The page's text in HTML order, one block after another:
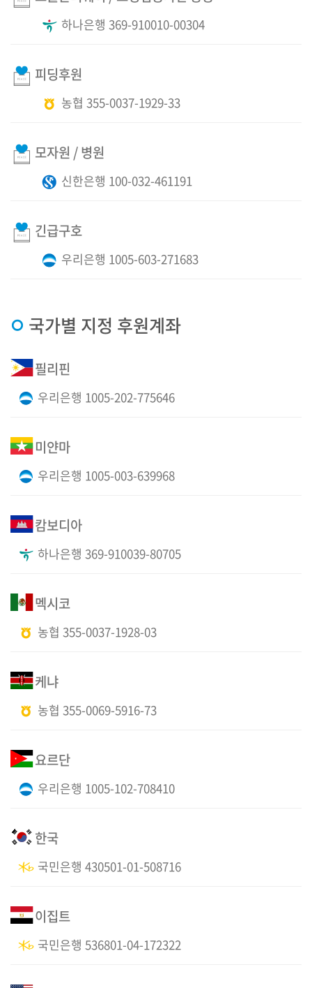
하나은행 369-910010-00304
피딩후원
농협 355-0037-1929-33
모자원 / 병원
신한은행 100-032-461191
긴급구호
우리은행 1005-603-271683
· 국가별 지정 후원계좌
필리핀
우리은행 1005-202-775646
미얀마
우리은행 1005-003-639968
캄보디아
하나은행 369-910039-80705
멕시코
농협 355-0037-1928-03
케냐
농협 355-0069-5916-73
요르단
우리은행 1005-102-708410
한국
국민은행 430501-01-508716
이집트
국민은행 536801-04-172322